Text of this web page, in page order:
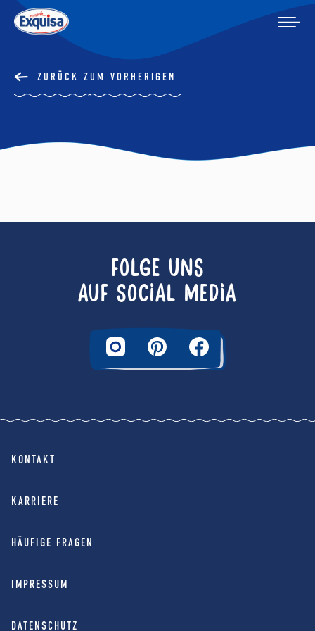
ZURÜCK ZUM VORHERIGEN
FOLGE UNS
AUF SOCIAL MEDIA
KONTAKT
KARRIERE
HÄUFIGE FRAGEN
IMPRESSUM
DATENSCHUTZ